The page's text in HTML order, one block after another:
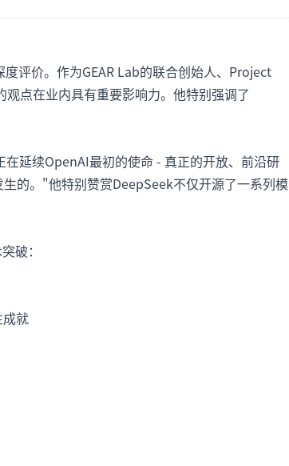
评价。作为GEAR Lab的联合创始人、Project
点在业内具有重要影响力。他特别强调了
延续OpenAI最初的使命 - 真正的开放、前沿研
的。"他特别赞赏DeepSeek不仅开源了一系列模
破：
就